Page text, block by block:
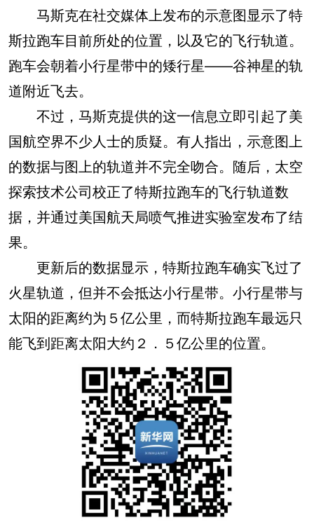
马斯克在社交媒体上发布的示意图显示了特
斯拉跑车目前所处的位置，以及它的飞行轨道。
跑车会朝着小行星带中的矮行星——谷神星的轨
道附近飞去。
不过，马斯克提供的这一信息立即引起了美
国航空界不少人士的质疑。有人指出，示意图上
的数据与图上的轨道并不完全吻合。随后，太空
探索技术公司校正了特斯拉跑车的飞行轨道数
据，并通过美国航天局喷气推进实验室发布了结
果。
更新后的数据显示，特斯拉跑车确实飞过了
火星轨道，但并不会抵达小行星带。小行星带与
太阳的距离约为５亿公里，而特斯拉跑车最远只
能飞到距离太阳大约２．５亿公里的位置。